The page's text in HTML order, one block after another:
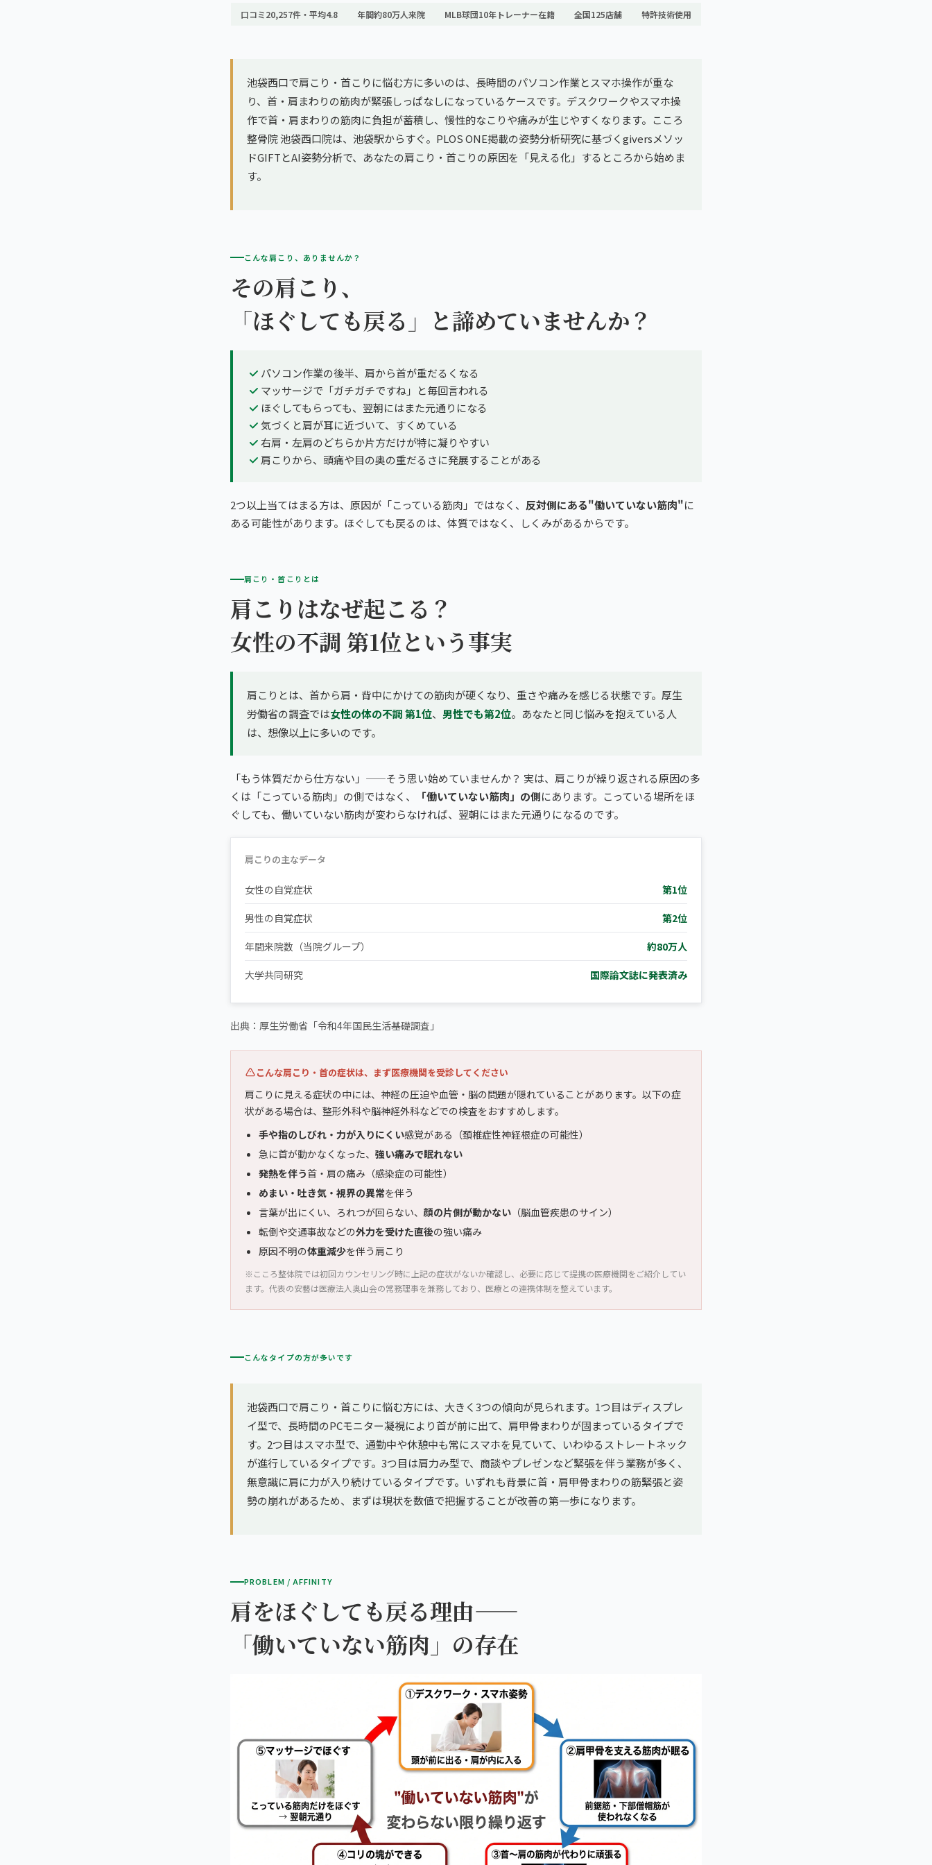
口コミ20,257件・平均4.8 年間約80万人来院 MLB球団10年トレーナー在籍 全国125店舗 特許技術使用
池袋西口で肩こり・首こりに悩む方に多いのは、長時間のパソコン作業とスマホ操作が重な
り、首・肩まわりの筋肉が緊張しっぱなしになっているケースです。デスクワークやスマホ操
作で首・肩まわりの筋肉に負担が蓄積し、慢性的なこりや痛みが生じやすくなります。こころ
整骨院 池袋西口院は、池袋駅からすぐ。PLOS ONE掲載の姿勢分析研究に基づくgiversメソッ
ドGIFTとAI姿勢分析で、あなたの肩こり・首こりの原因を「見える化」するところから始めま
す。
こんな肩こり、ありませんか？
その肩こり、
「ほぐしても戻る」と諦めていませんか？
パソコン作業の後半、肩から首が重だるくなる
マッサージで「ガチガチですね」と毎回言われる
ほぐしてもらっても、翌朝にはまた元通りになる
気づくと肩が耳に近づいて、すくめている
右肩・左肩のどちらか片方だけが特に凝りやすい
肩こりから、頭痛や目の奥の重だるさに発展することがある
2つ以上当てはまる方は、原因が「こっている筋肉」ではなく、 反対側にある"働いていない筋肉"に
ある可能性があります。ほぐしても戻るのは、体質ではなく、しくみがあるからです。
肩こり・首こりとは
肩こりはなぜ起こる？
女性の不調 第1位という事実
肩こりとは、首から肩・背中にかけての筋肉が硬くなり、重さや痛みを感じる状態です。厚生
労働省の調査では女性の体の不調 第1位、 男性でも第2位。あなたと同じ悩みを抱えている人
は、想像以上に多いのです。
「もう体質だから仕方ない」——そう思い始めていませんか？ 実は、肩こりが繰り返される原因の多
くは「こっている筋肉」の側ではなく、
「働いていない筋肉」の側にあります。こっている場所をほ
ぐしても、働いていない筋肉が変わらなければ、翌朝にはまた元通りになるのです。
肩こりの主なデータ
女性の自覚症状 第1位
男性の自覚症状 第2位
年間来院数（当院グループ） 約80万人
大学共同研究 国際論文誌に発表済み
出典：厚生労働省「令和4年国民生活基礎調査」
こんな肩こり・首の症状は、まず医療機関を受診してください
肩こりに見える症状の中には、神経の圧迫や血管・脳の問題が隠れていることがあります。以下の症
状がある場合は、整形外科や脳神経外科などでの検査をおすすめします。
手や指のしびれ・力が入りにくい感覚がある（頚椎症性神経根症の可能性）
急に首が動かなくなった、 強い痛みで眠れない
発熱を伴う首・肩の痛み（感染症の可能性）
めまい・吐き気・視界の異常を伴う
言葉が出にくい、ろれつが回らない、顔の片側が動かない （脳血管疾患のサイン）
転倒や交通事故などの外力を受けた直後の強い痛み
原因不明の体重減少を伴う肩こり
※こころ整体院では初回カウンセリング時に上記の症状がないか確認し、必要に応じて提携の医療機関をご紹介してい
ます。代表の安藝は医療法人奥山会の常務理事を兼務しており、医療との連携体制を整えています。
こんなタイプの方が多いです
池袋西口で肩こり・首こりに悩む方には、大きく3つの傾向が見られます。1つ目はディスプレ
イ型で、長時間のPCモニター凝視により首が前に出て、肩甲骨まわりが固まっているタイプで
す。2つ目はスマホ型で、通勤中や休憩中も常にスマホを見ていて、いわゆるストレートネック
が進行しているタイプです。3つ目は肩力み型で、商談やプレゼンなど緊張を伴う業務が多く、
無意識に肩に力が入り続けているタイプです。いずれも背景に首・肩甲骨まわりの筋緊張と姿
勢の崩れがあるため、まずは現状を数値で把握することが改善の第一歩になります。
PROBLEM / AFFINITY
肩をほぐしても戻る理由——
「働いていない筋肉」の存在